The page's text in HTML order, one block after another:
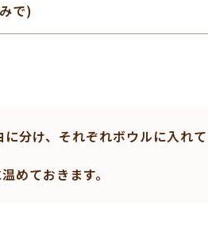
で)
分け、それぞれボウルに入れて
めておきます。